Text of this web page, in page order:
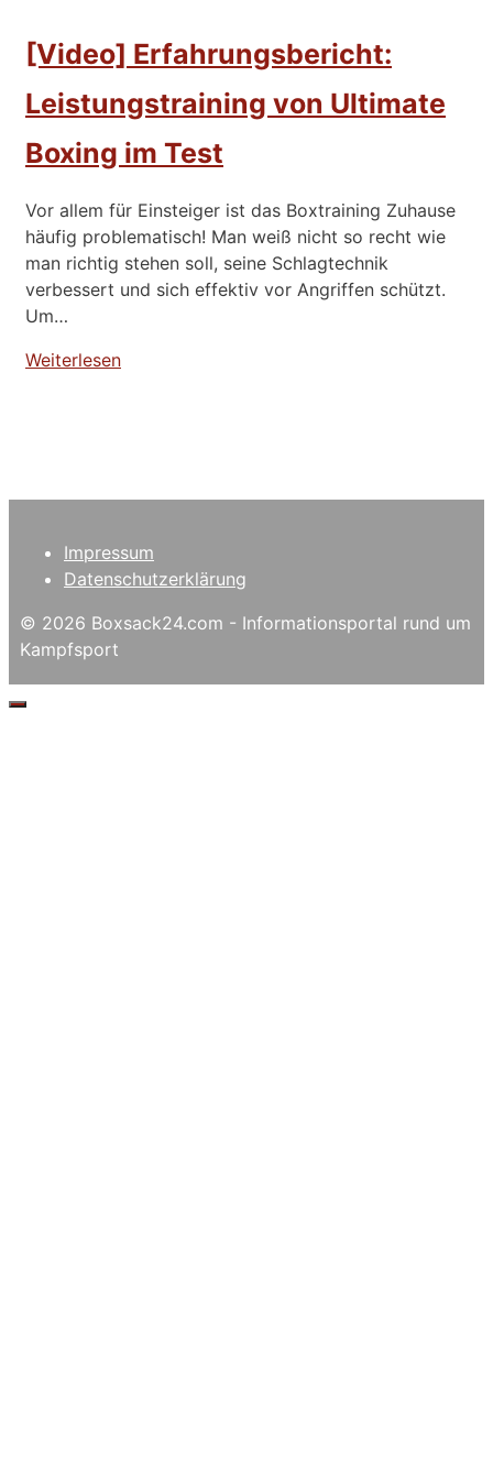
[Video] Erfahrungsbericht:
Leistungstraining von Ultimate
Boxing im Test
Vor allem für Einsteiger ist das Boxtraining Zuhause
häufig problematisch! Man weiß nicht so recht wie
man richtig stehen soll, seine Schlagtechnik
verbessert und sich effektiv vor Angriffen schützt.
Um…
Weiterlesen
Impressum
Datenschutzerklärung
© 2026 Boxsack24.com - Informationsportal rund um
Kampfsport
Schließen